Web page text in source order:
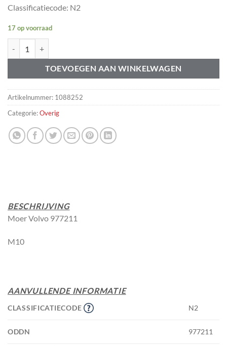
Classificatiecode: N2
17 op voorraad
TOEVOEGEN AAN WINKELWAGEN
Artikelnummer: 1088252
Categorie:Overig
BESCHRIJVING
Moer Volvo 977211
M10
AANVULLENDE INFORMATIE
CLASSIFICATIECODE N2
ODDN 977211